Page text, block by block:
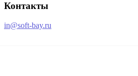
Контакты
in@soft-bay.ru